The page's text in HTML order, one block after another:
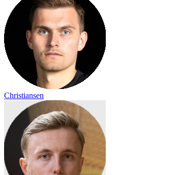
Christiansen